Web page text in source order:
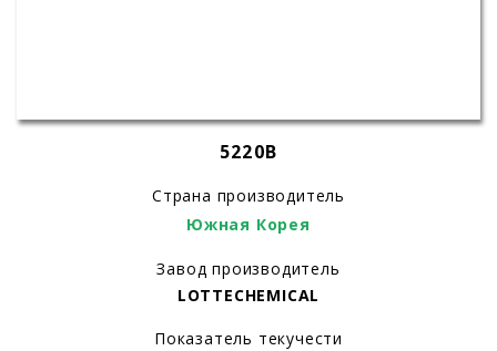
5220B
Страна производитель
Южная Корея
Завод производитель
LOTTECHEMICAL
Показатель текучести